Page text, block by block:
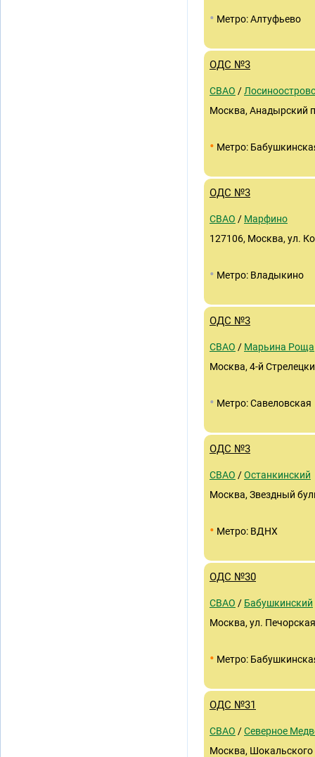
• Метро: Алтуфьево
ОДС №3
СВАО /
Москва, Анадырский
• Метро:
ОДС №3
СВАО / Марфино
127106, Москва, ул.
• Метро: Владыкино
ОДС №3
СВАО / Марьина Роща
Москва, 4-й
• Метро: Савеловская
ОДС №3
СВАО /Останкинский
Москва, Звездный
• Метро: ВДНХ
ОДС №30
СВАО / Бабушкинский
Москва, ул.
• Метро:
ОДС №31
СВАО /Северное
Москва, Шокальского